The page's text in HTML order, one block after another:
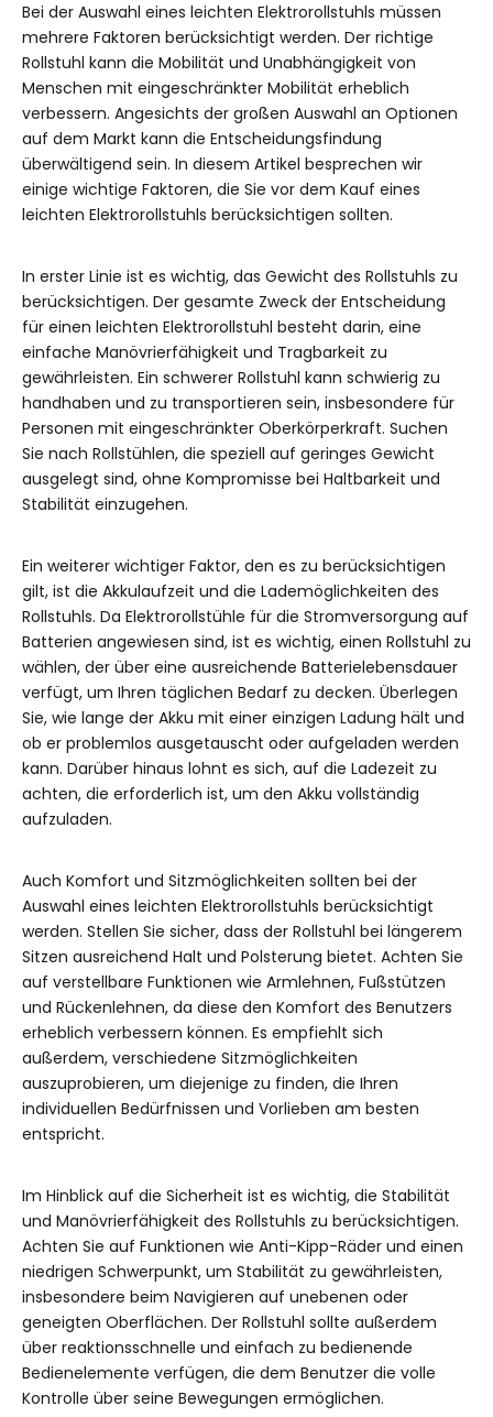
Bei der Auswahl eines leichten Elektrorollstuhls müssen
mehrere Faktoren berücksichtigt werden. Der richtige
Rollstuhl kann die Mobilität und Unabhängigkeit von
Menschen mit eingeschränkter Mobilität erheblich
verbessern. Angesichts der großen Auswahl an Optionen
auf dem Markt kann die Entscheidungsfindung
überwältigend sein. In diesem Artikel besprechen wir
einige wichtige Faktoren, die Sie vor dem Kauf eines
leichten Elektrorollstuhls berücksichtigen sollten.
In erster Linie ist es wichtig, das Gewicht des Rollstuhls zu
berücksichtigen. Der gesamte Zweck der Entscheidung
für einen leichten Elektrorollstuhl besteht darin, eine
einfache Manövrierfähigkeit und Tragbarkeit zu
gewährleisten. Ein schwerer Rollstuhl kann schwierig zu
handhaben und zu transportieren sein, insbesondere für
Personen mit eingeschränkter Oberkörperkraft. Suchen
Sie nach Rollstühlen, die speziell auf geringes Gewicht
ausgelegt sind, ohne Kompromisse bei Haltbarkeit und
Stabilität einzugehen.
Ein weiterer wichtiger Faktor, den es zu berücksichtigen
gilt, ist die Akkulaufzeit und die Lademöglichkeiten des
Rollstuhls. Da Elektrorollstühle für die Stromversorgung auf
Batterien angewiesen sind, ist es wichtig, einen Rollstuhl zu
wählen, der über eine ausreichende Batterielebensdauer
verfügt, um Ihren täglichen Bedarf zu decken. Überlegen
Sie, wie lange der Akku mit einer einzigen Ladung hält und
ob er problemlos ausgetauscht oder aufgeladen werden
kann. Darüber hinaus lohnt es sich, auf die Ladezeit zu
achten, die erforderlich ist, um den Akku vollständig
aufzuladen.
Auch Komfort und Sitzmöglichkeiten sollten bei der
Auswahl eines leichten Elektrorollstuhls berücksichtigt
werden. Stellen Sie sicher, dass der Rollstuhl bei längerem
Sitzen ausreichend Halt und Polsterung bietet. Achten Sie
auf verstellbare Funktionen wie Armlehnen, Fußstützen
und Rückenlehnen, da diese den Komfort des Benutzers
erheblich verbessern können. Es empfiehlt sich
außerdem, verschiedene Sitzmöglichkeiten
auszuprobieren, um diejenige zu finden, die Ihren
individuellen Bedürfnissen und Vorlieben am besten
entspricht.
Im Hinblick auf die Sicherheit ist es wichtig, die Stabilität
und Manövrierfähigkeit des Rollstuhls zu berücksichtigen.
Achten Sie auf Funktionen wie Anti-Kipp-Räder und einen
niedrigen Schwerpunkt, um Stabilität zu gewährleisten,
insbesondere beim Navigieren auf unebenen oder
geneigten Oberflächen. Der Rollstuhl sollte außerdem
über reaktionsschnelle und einfach zu bedienende
Bedienelemente verfügen, die dem Benutzer die volle
Kontrolle über seine Bewegungen ermöglichen.